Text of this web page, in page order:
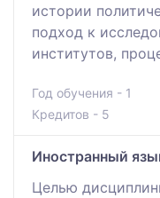
истории
подход к
институтов,
Год обучения - 1
Кредитов - 5
Иностранный
Целью